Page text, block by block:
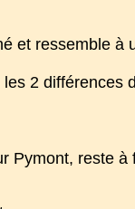
et ressemble à
2 différences
Pymont, reste à